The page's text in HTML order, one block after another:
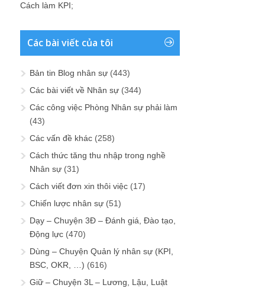
Cách làm KPI;
Các bài viết của tôi
Bản tin Blog nhân sự (443)
Các bài viết về Nhân sự (344)
Các công việc Phòng Nhân sự phải làm
(43)
Các vấn đề khác (258)
Cách thức tăng thu nhập trong nghề
Nhân sự (31)
Cách viết đơn xin thôi việc (17)
Chiến lược nhân sự (51)
Dạy – Chuyện 3Đ – Đánh giá, Đào tạo,
Động lực (470)
Dùng – Chuyện Quản lý nhân sự (KPI,
BSC, OKR, …) (616)
Giữ – Chuyện 3L – Lương, Lậu, Luật